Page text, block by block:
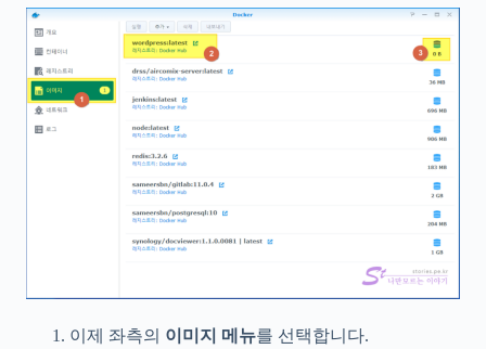
이제 좌측의 이미지 메뉴를 선택합니다.